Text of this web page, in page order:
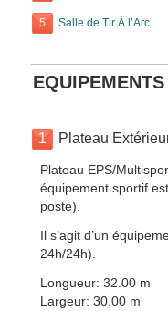
5 Salle de Tir À l’Arc
1 Plateau
Plateau EPS/
équipement sportif
poste).
Il s’agit d’un
24h/24h).
Longueur: 32.00 m
Largeur: 30.00 m